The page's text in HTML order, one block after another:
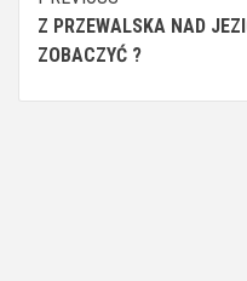
Reading
Z PRZEWALSKA NAD
ZOBACZYĆ ?